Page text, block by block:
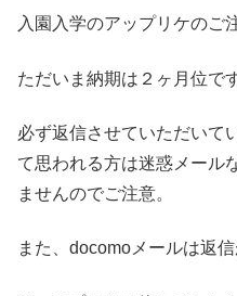
入園入学のアップリケのご
ただいま納期は２ヶ月位で
必ず返信させていただいて
て思われる方は迷惑メール
ませんのでご注意。
また、docomoメールは返